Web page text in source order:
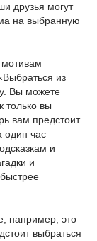
друзья могут
на выбранную
из
Вы можете
только вы
вам предстоит
один час
и
и
например, это
выбраться